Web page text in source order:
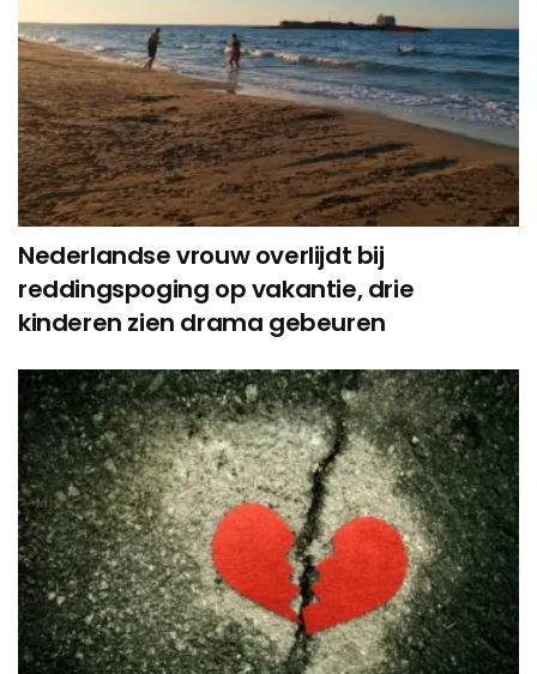
Nederlandse vrouw overlijdt bij
reddingspoging op vakantie, drie
kinderen zien drama gebeuren